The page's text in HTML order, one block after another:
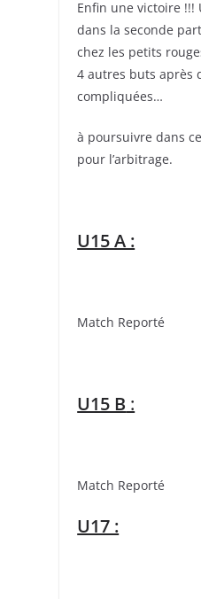
Enfin une victoire !!!
dans la seconde
chez les petits
4 autres buts après
compliquées…
à poursuivre dans
pour l’arbitrage.
U15 A :
Match Reporté
U15 B :
Match Reporté
U17 :